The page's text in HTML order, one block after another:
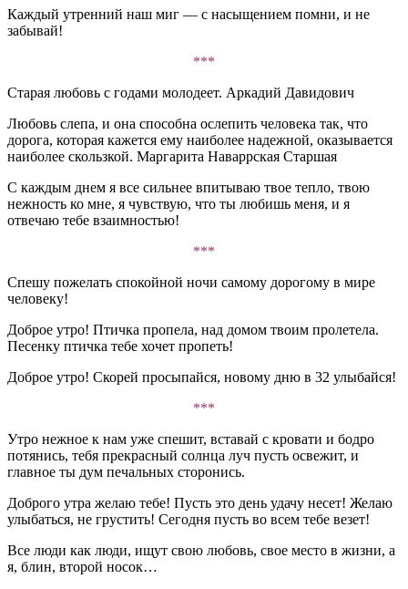
Каждый утренний наш миг — с насыщением помни, и не
забывай!
***
Старая любовь с годами молодеет. Аркадий Давидович
Любовь слепа, и она способна ослепить человека так, что
дорога, которая кажется ему наиболее надежной, оказывается
наиболее скользкой. Маргарита Наваррская Старшая
С каждым днем я все сильнее впитываю твое тепло, твою
нежность ко мне, я чувствую, что ты любишь меня, и я
отвечаю тебе взаимностью!
***
Спешу пожелать спокойной ночи самому дорогому в мире
человеку!
Доброе утро! Птичка пропела, над домом твоим пролетела.
Песенку птичка тебе хочет пропеть!
Доброе утро! Скорей просыпайся, новому дню в 32 улыбайся!
***
Утро нежное к нам уже спешит, вставай с кровати и бодро
потянись, тебя прекрасный солнца луч пусть освежит, и
главное ты дум печальных сторонись.
Доброго утра желаю тебе! Пусть это день удачу несет! Желаю
улыбаться, не грустить! Сегодня пусть во всем тебе везет!
Все люди как люди, ищут свою любовь, свое место в жизни, а
я, блин, второй носок…